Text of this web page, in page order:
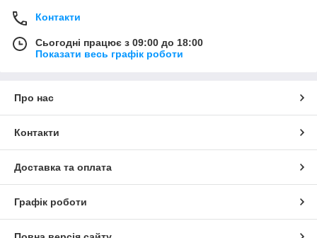
Контакти
Сьогодні працює з 09:00 до 18:00
Показати весь графік роботи
Про нас
Контакти
Доставка та оплата
Графік роботи